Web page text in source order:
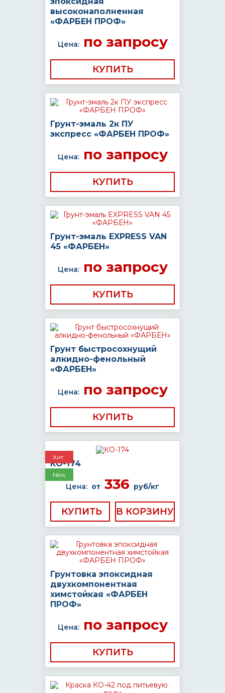
высоконаполненная
«ФАРБЕН ПРОФ»
Цена:по запросу
КУПИТЬ
Грунт-эмаль 2к ПУ
экспресс «ФАРБЕН ПРОФ»
Цена:по запросу
КУПИТЬ
Грунт-эмаль EXPRESS VAN
45 «ФАРБЕН»
Цена:по запросу
КУПИТЬ
Грунт быстросохнущий
алкидно-фенольный
«ФАРБЕН»
Цена:по запросу
КУПИТЬ
Хит
New
КО-174
Цена: от 336 руб/кг
КУПИТЬ
Грунтовка эпоксидная
двухкомпонентная
химстойкая «ФАРБЕН
ПРОФ»
Цена:по запросу
КУПИТЬ